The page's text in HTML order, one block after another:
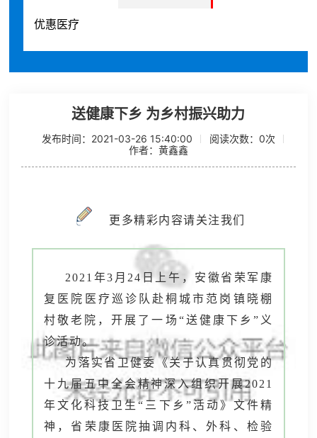
优惠医疗
送健康下乡 为乡村振兴助力
发布时间：2021-03-26 15:40:00 阅读次数： 0次
作者：黄鑫鑫
更多精彩内容请关注我们
2021年3月24日上午，安徽省荣军康
复医院医疗巡诊队赴桐城市范岗镇晓棚
村敬老院，开展了一场“送健康下乡”义
诊活动。
为落实省卫健委《关于认真贯彻党的
十九届五中全会精神深入组织开展2021
年文化科技卫生“三下乡”活动》文件精
神，省荣康医院抽调内科、外科、检验